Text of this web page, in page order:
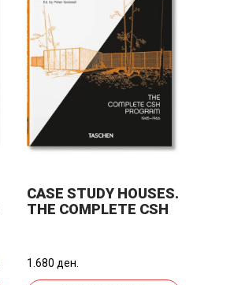
CASE STUDY HOUSES.
THE COMPLETE CSH
1.680 ден.